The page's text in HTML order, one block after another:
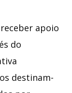
apoio
do
destinam-